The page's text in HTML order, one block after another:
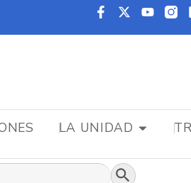
LA UNIDAD
Botón de